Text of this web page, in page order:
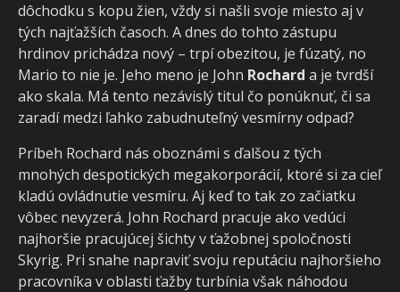
dôchodku s kopu žien, vždy si našli svoje miesto aj v
tých najťažších časoch. A dnes do tohto zástupu
hrdinov prichádza nový – trpí obezitou, je fúzatý, no
Mario to nie je. Jeho meno je John Rochard a je tvrdší
ako skala. Má tento nezávislý titul čo ponúknuť, či sa
zaradí medzi ľahko zabudnuteľný vesmírny odpad?
Príbeh Rochard nás oboznámi s ďalšou z tých
mnohých despotických megakorporácií, ktoré si za cieľ
kladú ovládnutie vesmíru. Aj keď to tak zo začiatku
vôbec nevyzerá. John Rochard pracuje ako vedúci
najhoršie pracujúcej šichty v ťažobnej spoločnosti
Skyrig. Pri snahe napraviť svoju reputáciu najhoršieho
pracovníka v oblasti ťažby turbínia však náhodou